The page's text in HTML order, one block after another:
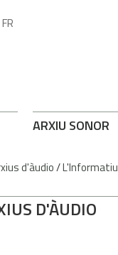
FR
ARXIU SONOR
d'àudio/L'Informatiu
D'ÀUDIO